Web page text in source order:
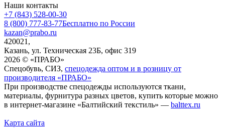
Наши контакты
+7 (843) 528-00-30
8 (800) 777-83-77Бесплатно по России
kazan@prabo.ru
420021,
Казань, ул. Техническая 23Б, офис 319
2026 © «ПРАБО»
Спецобувь, СИЗ, спецодежда оптом и в розницу от
производителя «ПРАБО»
При производстве спецодежды используются ткани,
материалы, фурнитура разных цветов, купить которые можно
в интернет-магазине «Балтийский текстиль» — balttex.ru
Карта сайта